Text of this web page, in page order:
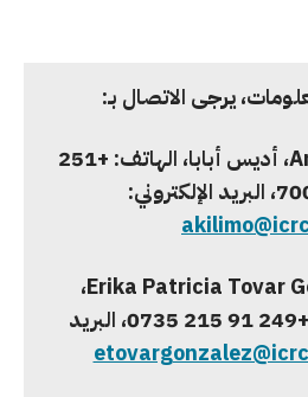
يرجى الاتصال بـ:
، أديس أبابا، الهاتف: +251
، البريد الإلكتروني:
Erika Patricia Tovar،
+249 91 215 0735
، البريد